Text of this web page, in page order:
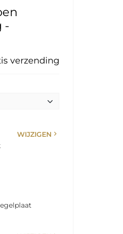
-
verzending
WIJZIGEN chevron_right